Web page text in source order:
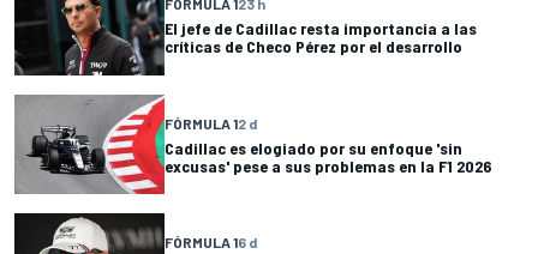
FÓRMULA 1 23 h
El jefe de Cadillac resta importancia a las
críticas de Checo Pérez por el desarrollo
FÓRMULA 12 d
Cadillac es elogiado por su enfoque 'sin
excusas' pese a sus problemas en la F1 2026
FÓRMULA 16 d